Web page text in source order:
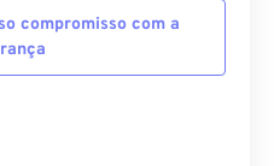
compromisso com a